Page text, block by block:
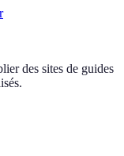
des sites de guides